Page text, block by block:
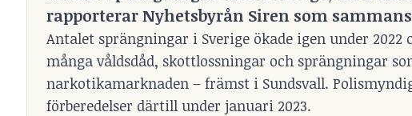
rapporterar Nyhetsbyrån Siren som
Antalet sprängningar i Sverige ökade igen under
många våldsdåd, skottlossningar och sprängningar
narkotikamarknaden – främst i Sundsvall.
förberedelser därtill under januari 2023.